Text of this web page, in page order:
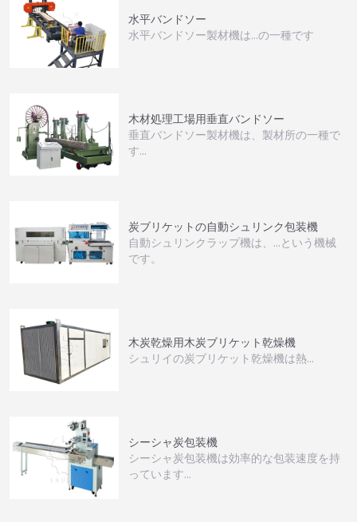
水平バンドソー
水平バンドソー製材機は…の一種です
木材処理工場用垂直バンドソー
垂直バンドソー製材機は、製材所の一種で
す…
炭ブリケットの自動シュリンク包装機
自動シュリンクラップ機は、…という機械
です。
木炭乾燥用木炭ブリケット乾燥機
シュリイの炭ブリケット乾燥機は熱…
シーシャ炭包装機
シーシャ炭包装機は効率的な包装速度を持
っています…